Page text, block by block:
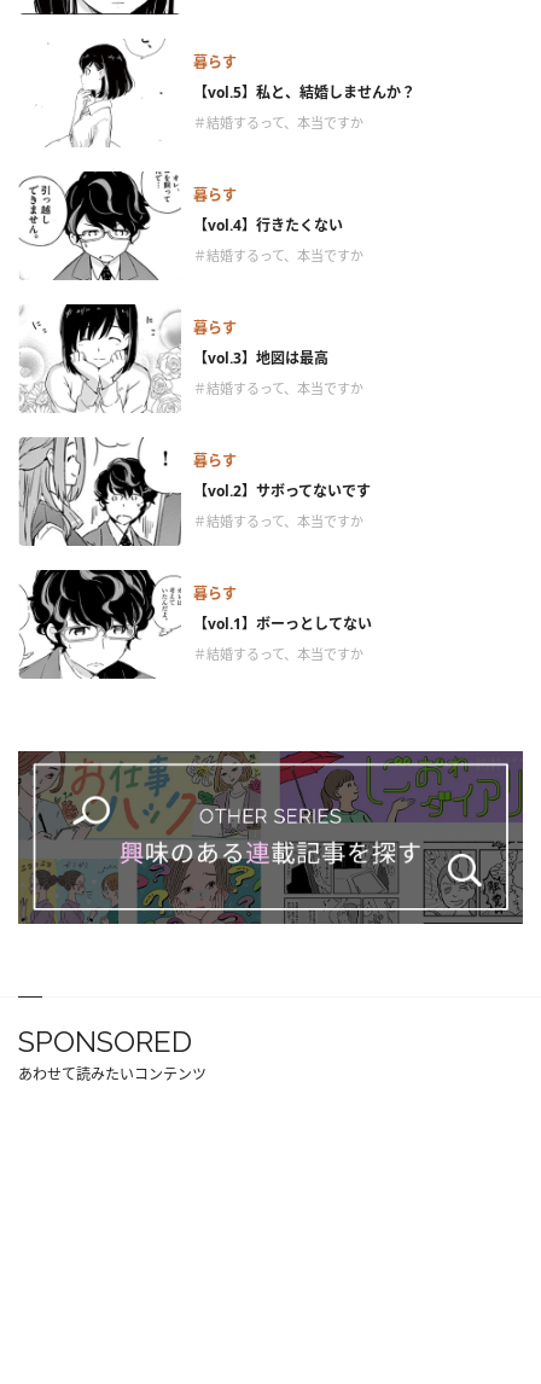
暮らす
【vol.5】私と、結婚しませんか？
＃結婚するって、本当ですか
暮らす
【vol.4】行きたくない
＃結婚するって、本当ですか
暮らす
【vol.3】地図は最高
＃結婚するって、本当ですか
暮らす
【vol.2】サボってないです
＃結婚するって、本当ですか
暮らす
【vol.1】ボーっとしてない
＃結婚するって、本当ですか
SPONSORED
あわせて読みたいコンテンツ